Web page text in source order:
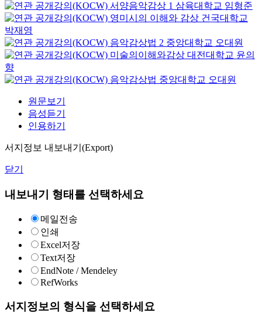
서양음악감상 1 삼육대학교 임형준
영미시의 이해와 감상 건국대학교
박재영
음악감상법 2 중앙대학교 오대원
미술의이해와감상 대전대학교 윤의
향
음악감상법 중앙대학교 오대원
원문보기
음성듣기
인용하기
서지정보 내보내기(Export)
닫기
내보내기 형태를 선택하세요
메일전송
인쇄
Excel저장
Text저장
EndNote / Mendeley
RefWorks
서지정보의 형식을 선택하세요